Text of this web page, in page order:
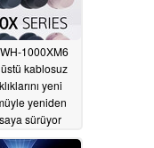
1000XM6
kablosuz
yeni
yeniden
sürüyor
05/19/2026